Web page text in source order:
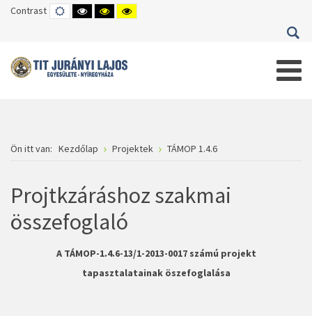
Contrast DEFAULT
MODE
HIGH
CONTRAST
HIGH
CONTRAST
HIGH
CONTRAST
Ön itt van: Kezdőlap Projektek TÁMOP 1.4.6
Projtkzáráshoz szakmai
összefoglaló
A TÁMOP-1.4.6-13/1-2013-0017 számú projekt
tapasztalatainak öszefoglalása